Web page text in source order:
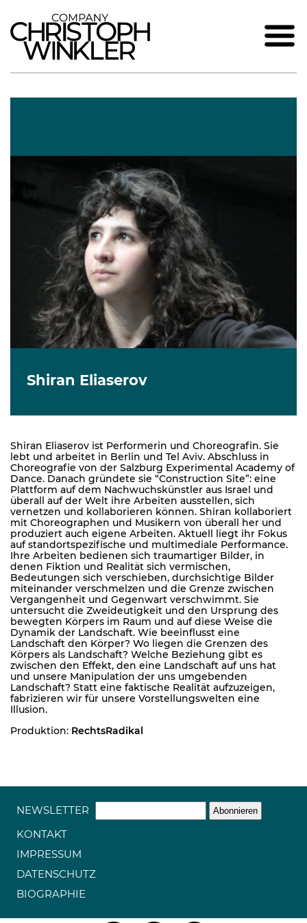
Shiran Eliaserov
Shiran Eliaserov ist Performerin und Choreografin. Sie
lebt und arbeitet in Berlin und Tel Aviv. Abschluss in
Choreografie von der Salzburg Experimental Academy of
Dance. Danach gründete sie “Construction Site”: eine
Plattform auf dem Nachwuchskünstler aus Israel und
überall auf der Welt ihre Arbeiten ausstellen, sich
vernetzen und kollaborieren können. Shiran kollaboriert
mit Choreographen und Musikern von überall her und
produziert auch eigene Arbeiten. Aktuell liegt ihr Fokus
auf standortspezifische und multimediale Performance.
Ihre Arbeiten bedienen sich traumartiger Bilder, in
denen Fiktion und Realität sich vermischen,
Bedeutungen sich verschieben, durchsichtige Bilder
miteinander verschmelzen und die Grenze zwischen
Vergangenheit und Gegenwart verschwimmt. Sie
untersucht die Zweideutigkeit und den Ursprung des
bewegten Körpers im Raum und auf diese Weise die
Dynamik der Landschaft. Wie beeinflusst eine
Landschaft den Körper? Wo liegen die Grenzen des
Körpers als Landschaft? Welche Beziehung gibt es
zwischen den Effekt, den eine Landschaft auf uns hat
und unsere Manipulation der uns umgebenden
Landschaft? Statt eine faktische Realität aufzuzeigen,
fabrizieren wir für unsere Vorstellungswelten eine
Illusion.
Produktion: RechtsRadikal
NEWSLETTER
KONTAKT
IMPRESSUM
DATENSCHUTZ
BIOGRAPHIE